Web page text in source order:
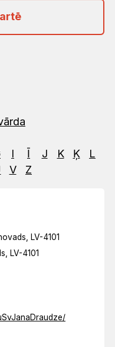
I Ī J K Ķ
L
V Z
LV-4101
LV-4101